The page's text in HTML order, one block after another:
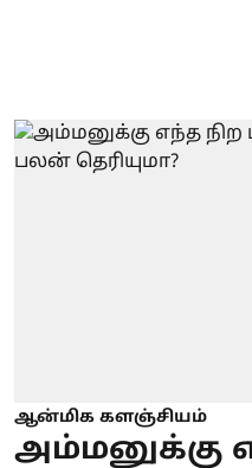
ஆன்மிக களஞ்சியம்
அம்மனுக்கு